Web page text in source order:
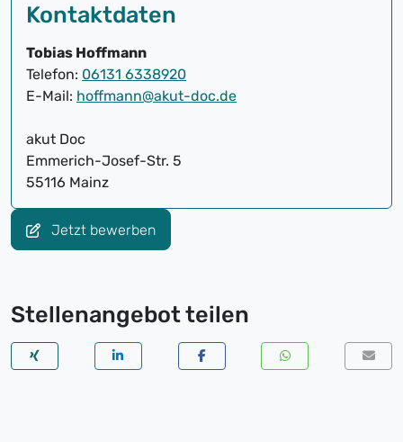
Kontaktdaten
Tobias Hoffmann
Telefon: 06131 6338920
E-Mail: hoffmann@akut-doc.de
akut Doc
Emmerich-Josef-Str. 5
55116 Mainz
Jetzt bewerben
Stellenangebot teilen